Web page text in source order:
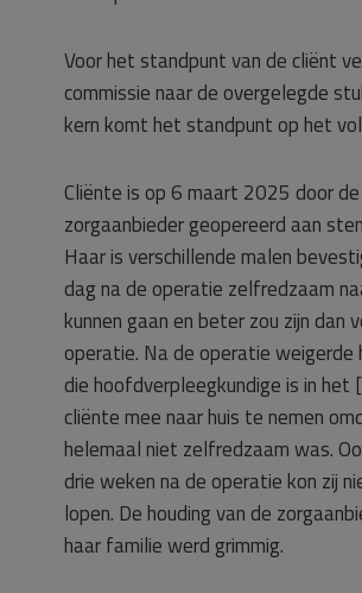
Voor het standpunt van de cliënt
commissie naar de overgelegde
kern komt het standpunt op het
Cliënte is op 6 maart 2025 door de
zorgaanbieder geopereerd aan
Haar is verschillende malen
dag na de operatie zelfredzaam
kunnen gaan en beter zou zijn dan
operatie. Na de operatie weigerde
die hoofdverpleegkundige is in het
cliënte mee naar huis te nemen
helemaal niet zelfredzaam was.
drie weken na de operatie kon zij
lopen. De houding van de
haar familie werd grimmig.